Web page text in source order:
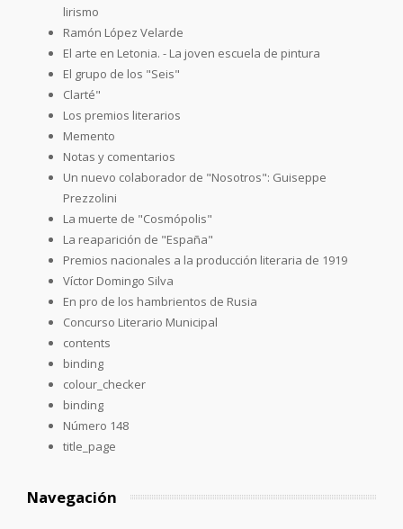
lirismo
Ramón López Velarde
El arte en Letonia. - La joven escuela de pintura
El grupo de los "Seis"
Clarté"
Los premios literarios
Memento
Notas y comentarios
Un nuevo colaborador de "Nosotros": Guiseppe
Prezzolini
La muerte de "Cosmópolis"
La reaparición de "España"
Premios nacionales a la producción literaria de 1919
Víctor Domingo Silva
En pro de los hambrientos de Rusia
Concurso Literario Municipal
contents
binding
colour_checker
binding
Número 148
title_page
Navegación